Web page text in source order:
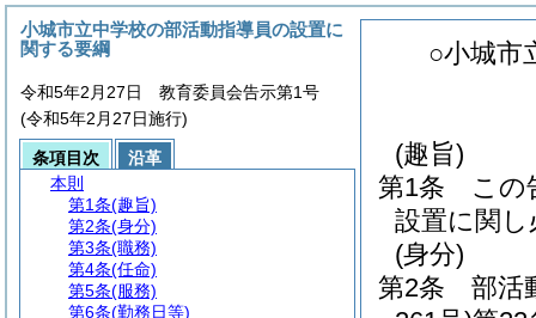
○小城市
(趣旨)
第1条
この
設置に関
(身分)
第2条
部活
小城市立中学校の部活動指導員の設置に
関する要綱
令和5年2月27日 教育委員会告示第1号
(令和5年2月27日施行)
条項目次
沿革
本則
第1条(趣旨)
第2条(身分)
第3条(職務)
第4条(任命)
第5条(服務)
第6条(勤務日等)